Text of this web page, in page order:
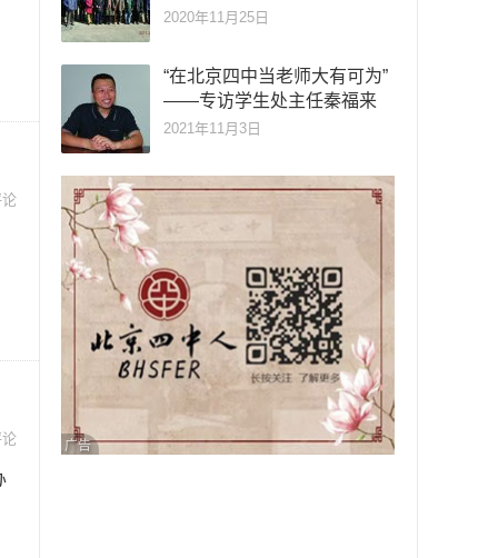
2020年11月25日
“在北京四中当老师大有可为”
——专访学生处主任秦福来
2021年11月3日
广告